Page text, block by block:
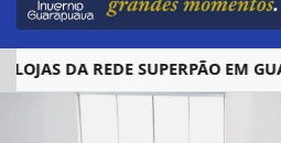
DA REDE SUPERPÃO EM
EM ALTA